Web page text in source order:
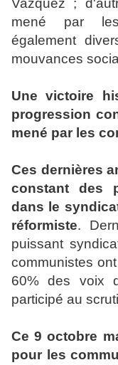
Vazquez ;
mené par les
également
mouvances
Une victoire
progression
mené par les
Ces dernières
constant des
dans le
réformiste.
puissant
communistes
60% des voix
participé au
Ce 9 octobre
pour les